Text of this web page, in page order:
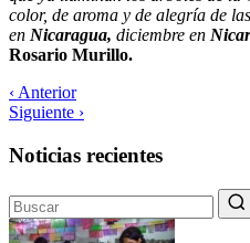
color, de aroma y de alegría de
en Nicaragua, diciembre en
Rosario Murillo.
‹ Anterior
Siguiente ›
Noticias recientes